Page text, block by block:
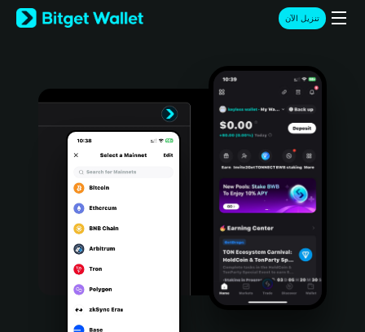
English
日本語
Türkçe
Português (Portugal)
Bahasa Indonesia
تنزيل الآن